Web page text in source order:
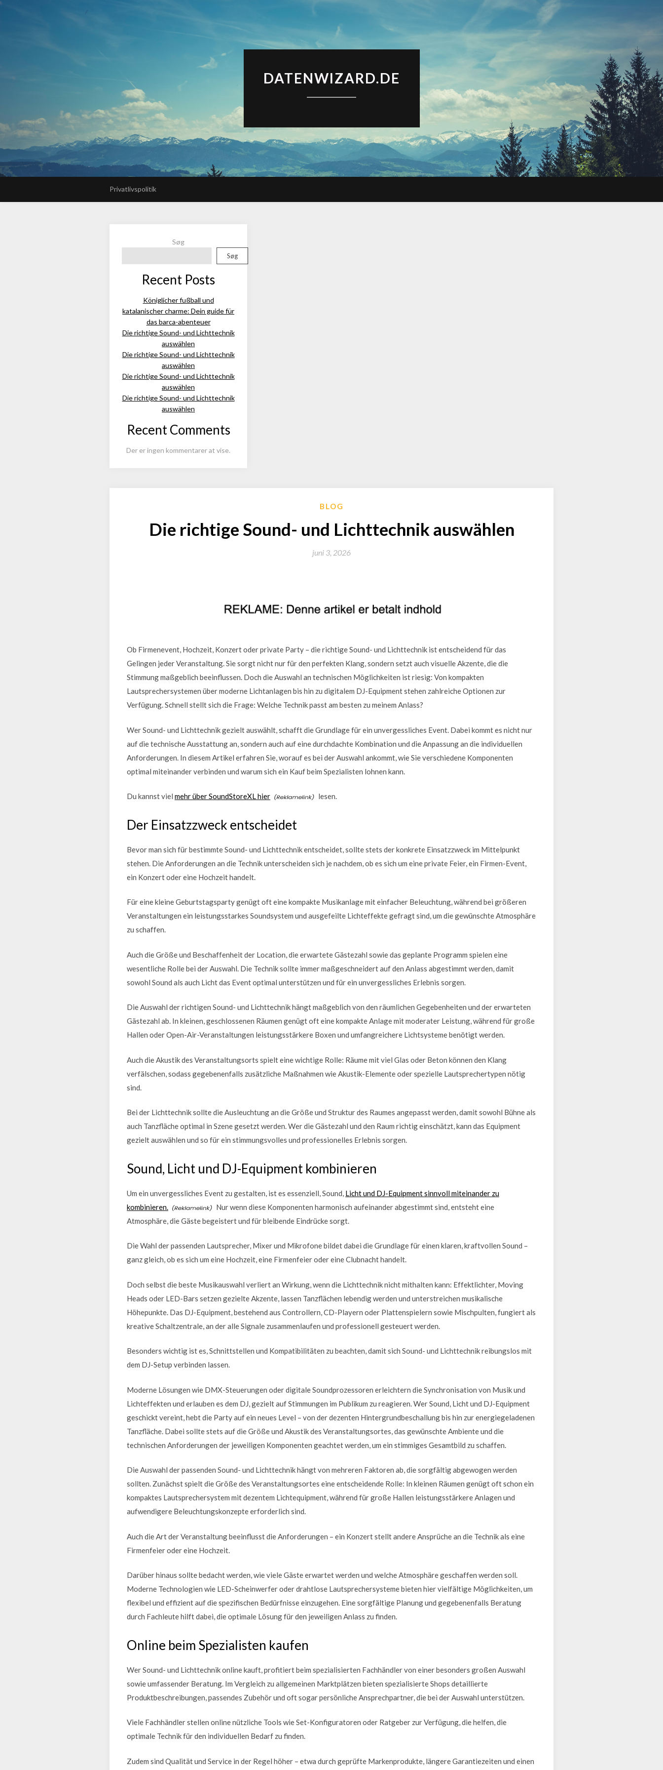
DATENWIZARD.DE
Privatlivspolitik
Søg
Søg
Recent Posts
Königlicher fußball und
katalanischer charme: Dein guide für
das barca-abenteuer
Die richtige Sound- und Lichttechnik
auswählen
Die richtige Sound- und Lichttechnik
auswählen
Die richtige Sound- und Lichttechnik
auswählen
Die richtige Sound- und Lichttechnik
auswählen
Recent Comments
Der er ingen kommentarer at vise.
BLOG
Die richtige Sound- und Lichttechnik auswählen
juni 3, 2026
Ob Firmenevent, Hochzeit, Konzert oder private Party – die richtige Sound- und Lichttechnik ist entscheidend für das
Gelingen jeder Veranstaltung. Sie sorgt nicht nur für den perfekten Klang, sondern setzt auch visuelle Akzente, die die
Stimmung maßgeblich beeinflussen. Doch die Auswahl an technischen Möglichkeiten ist riesig: Von kompakten
Lautsprechersystemen über moderne Lichtanlagen bis hin zu digitalem DJ-Equipment stehen zahlreiche Optionen zur
Verfügung. Schnell stellt sich die Frage: Welche Technik passt am besten zu meinem Anlass?
Wer Sound- und Lichttechnik gezielt auswählt, schafft die Grundlage für ein unvergessliches Event. Dabei kommt es nicht nur
auf die technische Ausstattung an, sondern auch auf eine durchdachte Kombination und die Anpassung an die individuellen
Anforderungen. In diesem Artikel erfahren Sie, worauf es bei der Auswahl ankommt, wie Sie verschiedene Komponenten
optimal miteinander verbinden und warum sich ein Kauf beim Spezialisten lohnen kann.
Du kannst viel mehr über SoundStoreXL hier lesen.
Der Einsatzzweck entscheidet
Bevor man sich für bestimmte Sound- und Lichttechnik entscheidet, sollte stets der konkrete Einsatzzweck im Mittelpunkt
stehen. Die Anforderungen an die Technik unterscheiden sich je nachdem, ob es sich um eine private Feier, ein Firmen-Event,
ein Konzert oder eine Hochzeit handelt.
Für eine kleine Geburtstagsparty genügt oft eine kompakte Musikanlage mit einfacher Beleuchtung, während bei größeren
Veranstaltungen ein leistungsstarkes Soundsystem und ausgefeilte Lichteffekte gefragt sind, um die gewünschte Atmosphäre
zu schaffen.
Auch die Größe und Beschaffenheit der Location, die erwartete Gästezahl sowie das geplante Programm spielen eine
wesentliche Rolle bei der Auswahl. Die Technik sollte immer maßgeschneidert auf den Anlass abgestimmt werden, damit
sowohl Sound als auch Licht das Event optimal unterstützen und für ein unvergessliches Erlebnis sorgen.
Die Auswahl der richtigen Sound- und Lichttechnik hängt maßgeblich von den räumlichen Gegebenheiten und der erwarteten
Gästezahl ab. In kleinen, geschlossenen Räumen genügt oft eine kompakte Anlage mit moderater Leistung, während für große
Hallen oder Open-Air-Veranstaltungen leistungsstärkere Boxen und umfangreichere Lichtsysteme benötigt werden.
Auch die Akustik des Veranstaltungsorts spielt eine wichtige Rolle: Räume mit viel Glas oder Beton können den Klang
verfälschen, sodass gegebenenfalls zusätzliche Maßnahmen wie Akustik-Elemente oder spezielle Lautsprechertypen nötig
sind.
Bei der Lichttechnik sollte die Ausleuchtung an die Größe und Struktur des Raumes angepasst werden, damit sowohl Bühne als
auch Tanzfläche optimal in Szene gesetzt werden. Wer die Gästezahl und den Raum richtig einschätzt, kann das Equipment
gezielt auswählen und so für ein stimmungsvolles und professionelles Erlebnis sorgen.
Sound, Licht und DJ-Equipment kombinieren
Um ein unvergessliches Event zu gestalten, ist es essenziell, Sound, Licht und DJ-Equipment sinnvoll miteinander zu
kombinieren.
Nur wenn diese Komponenten harmonisch aufeinander abgestimmt sind, entsteht eine
Atmosphäre, die Gäste begeistert und für bleibende Eindrücke sorgt.
Die Wahl der passenden Lautsprecher, Mixer und Mikrofone bildet dabei die Grundlage für einen klaren, kraftvollen Sound –
ganz gleich, ob es sich um eine Hochzeit, eine Firmenfeier oder eine Clubnacht handelt.
Doch selbst die beste Musikauswahl verliert an Wirkung, wenn die Lichttechnik nicht mithalten kann: Effektlichter, Moving
Heads oder LED-Bars setzen gezielte Akzente, lassen Tanzflächen lebendig werden und unterstreichen musikalische
Höhepunkte. Das DJ-Equipment, bestehend aus Controllern, CD-Playern oder Plattenspielern sowie Mischpulten, fungiert als
kreative Schaltzentrale, an der alle Signale zusammenlaufen und professionell gesteuert werden.
Besonders wichtig ist es, Schnittstellen und Kompatibilitäten zu beachten, damit sich Sound- und Lichttechnik reibungslos mit
dem DJ-Setup verbinden lassen.
Moderne Lösungen wie DMX-Steuerungen oder digitale Soundprozessoren erleichtern die Synchronisation von Musik und
Lichteffekten und erlauben es dem DJ, gezielt auf Stimmungen im Publikum zu reagieren. Wer Sound, Licht und DJ-Equipment
geschickt vereint, hebt die Party auf ein neues Level – von der dezenten Hintergrundbeschallung bis hin zur energiegeladenen
Tanzfläche. Dabei sollte stets auf die Größe und Akustik des Veranstaltungsortes, das gewünschte Ambiente und die
technischen Anforderungen der jeweiligen Komponenten geachtet werden, um ein stimmiges Gesamtbild zu schaffen.
Die Auswahl der passenden Sound- und Lichttechnik hängt von mehreren Faktoren ab, die sorgfältig abgewogen werden
sollten. Zunächst spielt die Größe des Veranstaltungsortes eine entscheidende Rolle: In kleinen Räumen genügt oft schon ein
kompaktes Lautsprechersystem mit dezentem Lichtequipment, während für große Hallen leistungsstärkere Anlagen und
aufwendigere Beleuchtungskonzepte erforderlich sind.
Auch die Art der Veranstaltung beeinflusst die Anforderungen – ein Konzert stellt andere Ansprüche an die Technik als eine
Firmenfeier oder eine Hochzeit.
Darüber hinaus sollte bedacht werden, wie viele Gäste erwartet werden und welche Atmosphäre geschaffen werden soll.
Moderne Technologien wie LED-Scheinwerfer oder drahtlose Lautsprechersysteme bieten hier vielfältige Möglichkeiten, um
flexibel und effizient auf die spezifischen Bedürfnisse einzugehen. Eine sorgfältige Planung und gegebenenfalls Beratung
durch Fachleute hilft dabei, die optimale Lösung für den jeweiligen Anlass zu finden.
Online beim Spezialisten kaufen
Wer Sound- und Lichttechnik online kauft, profitiert beim spezialisierten Fachhändler von einer besonders großen Auswahl
sowie umfassender Beratung. Im Vergleich zu allgemeinen Marktplätzen bieten spezialisierte Shops detaillierte
Produktbeschreibungen, passendes Zubehör und oft sogar persönliche Ansprechpartner, die bei der Auswahl unterstützen.
Viele Fachhändler stellen online nützliche Tools wie Set-Konfiguratoren oder Ratgeber zur Verfügung, die helfen, die
optimale Technik für den individuellen Bedarf zu finden.
Zudem sind Qualität und Service in der Regel höher – etwa durch geprüfte Markenprodukte, längere Garantiezeiten und einen